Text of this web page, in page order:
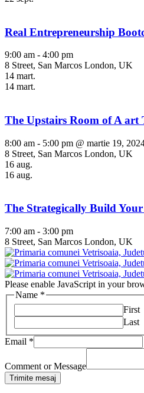
Real Entrepreneurship
9:00 am - 4:00 pm
8 Street, San Marcos London, UK
14 mart.
14 mart.
The Upstairs Room of A art
8:00 am - 5:00 pm @ martie 19,
8 Street, San Marcos London, UK
16 aug.
16 aug.
The Strategically Build Your
7:00 am - 3:00 pm
8 Street, San Marcos London, UK
Please enable JavaScript in your
Name *
First
Last
Email *
Comment or Message
Trimite mesaj